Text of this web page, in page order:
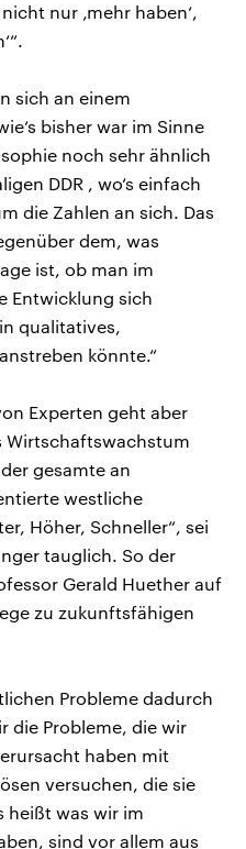
nur ‚mehr haben‘,
sich an einem
bisher war im Sinne
noch sehr ähnlich
DDR , wo‘s einfach
die Zahlen an sich. Das
dem, was
ist, ob man im
Entwicklung sich
qualitatives,
könnte.“
Experten geht aber
Wirtschaftswachstum
gesamte an
westliche
Höher, Schneller“, sei
tauglich. So der
Gerald Huether auf
zu zukunftsfähigen
Probleme dadurch
die Probleme, die wir
haben mit
versuchen, die sie
heißt was wir im
sind vor allem aus